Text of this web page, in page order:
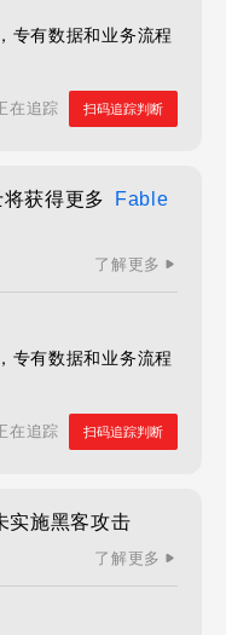
专有数据和业务流程
在追踪 扫码追踪判断
获得更多
Fable
了解更多
专有数据和业务流程
在追踪 扫码追踪判断
实施黑客攻击
了解更多